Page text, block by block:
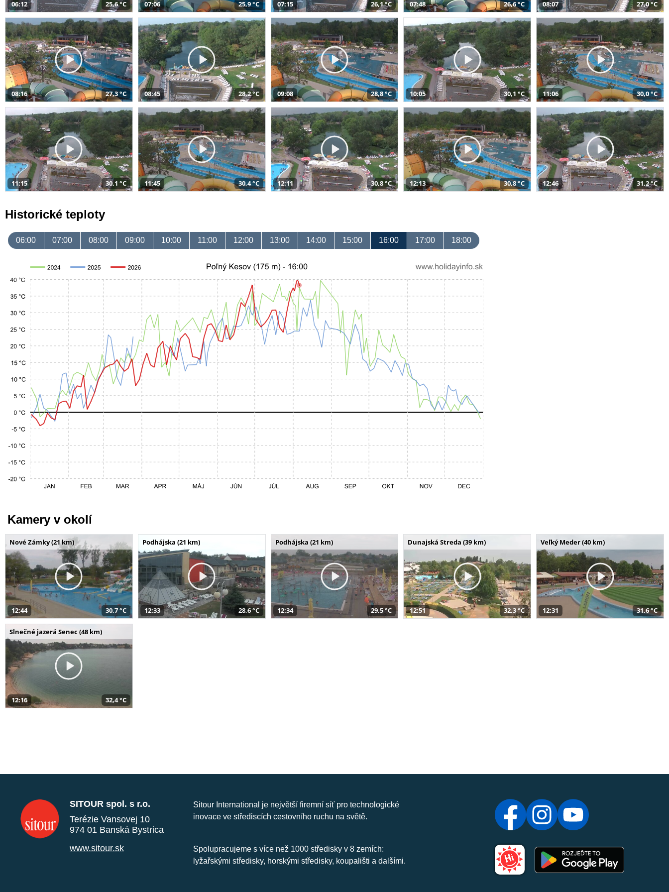
06:12 25,6 °C 07:06 25,9 °C 07:15 26,1 °C 07:48 26,6 °C 08:07 27,0 °C
08:16 27,3 °C 08:45 28,2 °C 09:08 28,8 °C 10:05 30,1 °C 11:06 30,0 °C
11:15 30,1 °C 11:45 30,4 °C 12:11 30,8 °C 12:13 30,8 °C 12:46 31,2 °C
Historické teploty
06:00 07:00 08:00 09:00 10:00 11:00 12:00 13:00 14:00 15:00 16:00 17:00 18:00
Kamery v okolí
Nové Zámky (21 km)
12:44 30,7 °C
Podhájska (21 km)
12:33 28,6 °C
Podhájska (21 km)
12:34 29,5 °C
Dunajská Streda (39 km)
12:51 32,3 °C
Veľký Meder (40 km)
12:31 31,6 °C
Slnečné jazerá Senec (48 km)
12:16 32,4 °C
SITOUR spol. s r.o.
Terézie Vansovej 10
974 01 Banská Bystrica
www.sitour.sk
Sitour International je největší firemní síť pro technologické
inovace ve střediscích cestovního ruchu na světě.
Spolupracujeme s více než 1000 středisky v 8 zemích:
lyžařskými středisky, horskými středisky, koupališti a dalšími.